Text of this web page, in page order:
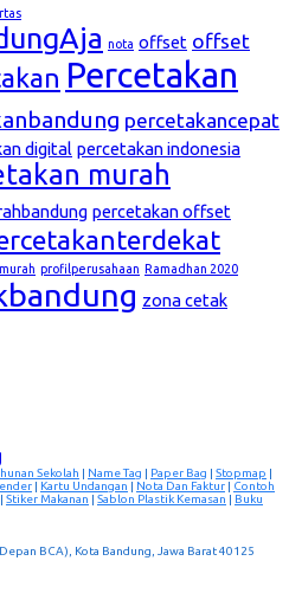
nota offset offset
Percetakan
percetakancepat
digital percetakan indonesia
murah
percetakan offset
profilperusahaan Ramadhan 2020
zona cetak
Sekolah Name Tag Paper Bag Stopmap
Kartu Undangan Nota Dan Faktur
Contoh
Stiker Makanan Sablon Plastik Kemasan
Buku
BCA), Kota Bandung, Jawa Barat 40125